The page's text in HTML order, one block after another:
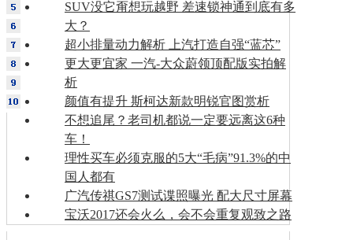
SUV没它甭想玩越野 差速锁神通到底有多
大？
超小排量动力解析 上汽打造自强“蓝芯”
更大更宜家 一汽-大众蔚领顶配版实拍解
析
颜值有提升 斯柯达新款明锐官图赏析
不想追尾？老司机都说一定要远离这6种
车！
理性买车必须克服的5大“毛病”91.3%的中
国人都有
广汽传祺GS7测试谍照曝光 配大尺寸屏幕
宝沃2017还会火么，会不会重复观致之路